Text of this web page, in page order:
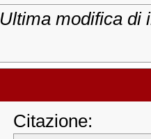
Ultima modifica di
Citazione: